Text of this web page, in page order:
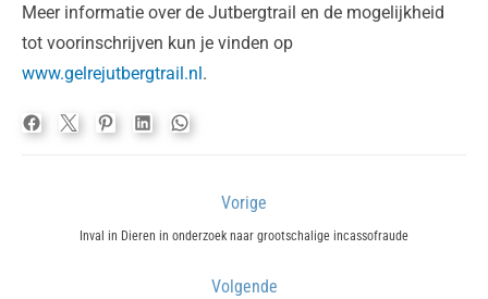
Meer informatie over de Jutbergtrail en de mogelijkheid
tot voorinschrijven kun je vinden op
www.gelrejutbergtrail.nl.
navigatie
Vorige
Previous
Inval in Dieren in onderzoek naar grootschalige incassofraude
Volgende